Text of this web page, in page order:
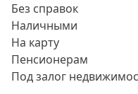
Без справок
Наличными
На карту
Пенсионерам
Под залог